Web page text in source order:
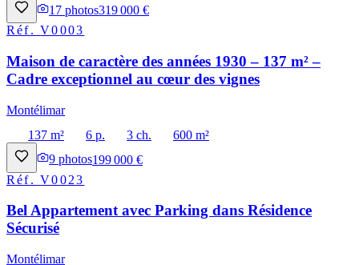
17 photos319 000 €
Réf.V0003
Maison de caractère des années 1930 – 137 m² –
Cadre exceptionnel au cœur des vignes
Montélimar
137 m²
6 p. 3 ch.
600 m²
9 photos199 000 €
Réf.V0023
Bel Appartement avec Parking dans Résidence
Sécurisé
Montélimar